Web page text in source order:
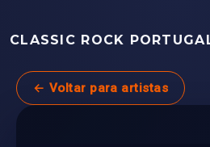
CLASSIC ROCK
← Voltar para artistas